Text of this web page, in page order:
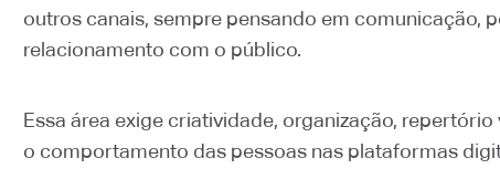
outros canais, sempre pensando em comunicação,
relacionamento com o público.
Essa área exige criatividade, organização,
o comportamento das pessoas nas plataformas